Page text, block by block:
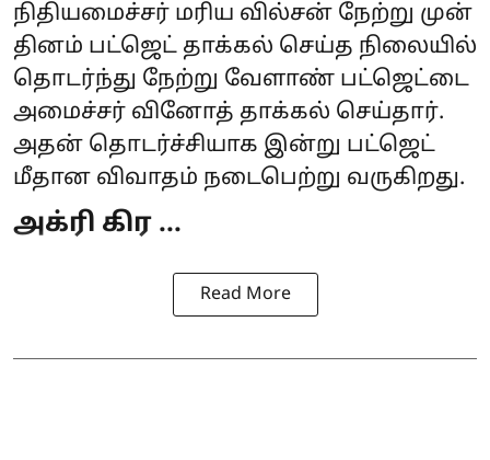
நிதியமைச்சர் மரிய வில்சன் நேற்று முன்
தினம் பட்ஜெட் தாக்கல் செய்த நிலையில்
தொடர்ந்து நேற்று வேளாண் பட்ஜெட்டை
அமைச்சர் வினோத் தாக்கல் செய்தார்.
அதன் தொடர்ச்சியாக இன்று பட்ஜெட்
மீதான விவாதம் நடைபெற்று வருகிறது.
அக்ரி கிர ...
Read More